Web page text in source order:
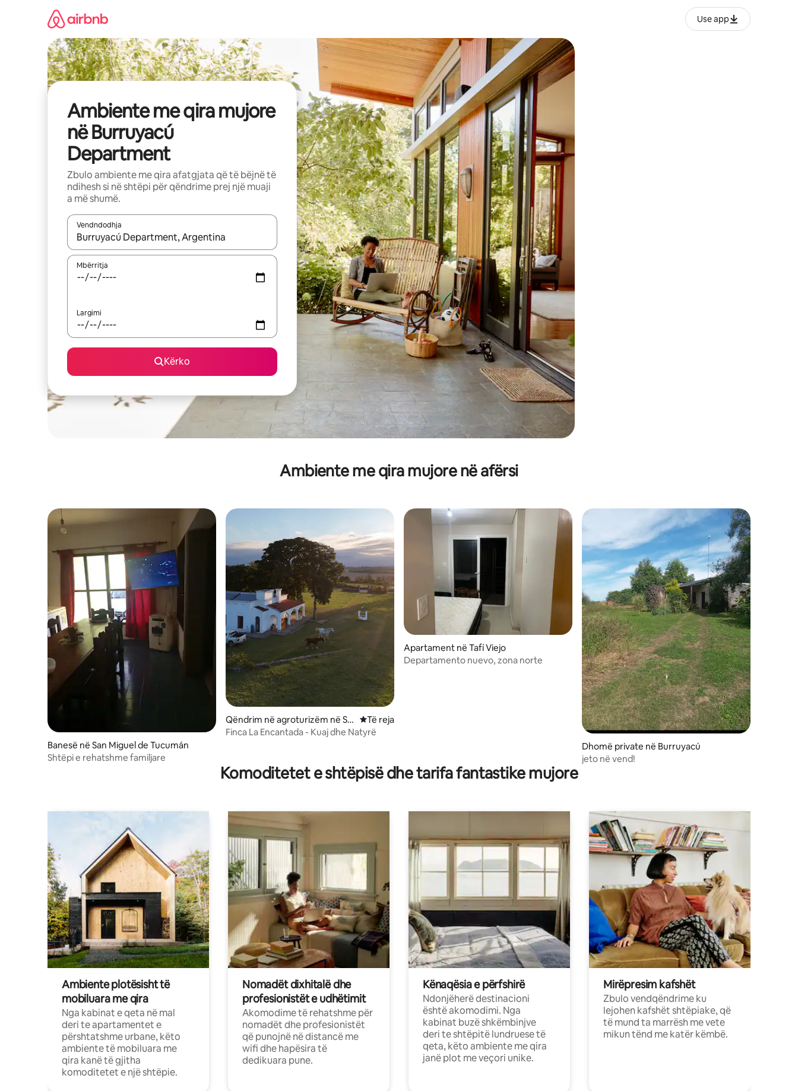
Use app
Ambiente me qira mujore
në Burruyacú
Department
Zbulo ambiente me qira afatgjata që të bëjnë të
ndihesh si në shtëpi për qëndrime prej një muaji
a më shumë.
Vendndodhja
Kur rezultatet të jenë të disponueshme, lëviz me butonat e shigjetave lart e poshtë ose eksploro duke prekur ose duke lëvizur ekranin.
Mbërritja
Largimi
Kërko
Ambiente me qira mujore në afërsi
Banesë në San Miguel de Tucumán
Shtëpi e rehatshme familjare
Qëndrim në agroturizëm në Sa
n Miguel de Tucumán
Vendqëndrim i ri
Të reja
Finca La Encantada - Kuaj dhe Natyrë
Apartament në Tafí Viejo
Departamento nuevo, zona norte
Dhomë private në Burruyacú
jeto në vend!
Komoditetet e shtëpisë dhe tarifa fantastike mujore
Ambiente plotësisht të
mobiluara me qira
Nga kabinat e qeta në mal
deri te apartamentet e
përshtatshme urbane, këto
ambiente të mobiluara me
qira kanë të gjitha
komoditetet e një shtëpie.
Nomadët dixhitalë dhe
profesionistët e udhëtimit
Akomodime të rehatshme për
nomadët dhe profesionistët
që punojnë në distancë me
wifi dhe hapësira të
dedikuara pune.
Kënaqësia e përfshirë
Ndonjëherë destinacioni
është akomodimi. Nga
kabinat buzë shkëmbinjve
deri te shtëpitë lundruese të
qeta, këto ambiente me qira
janë plot me veçori unike.
Mirëpresim kafshët
Zbulo vendqëndrime ku
lejohen kafshët shtëpiake, që
të mund ta marrësh me vete
mikun tënd me katër këmbë.